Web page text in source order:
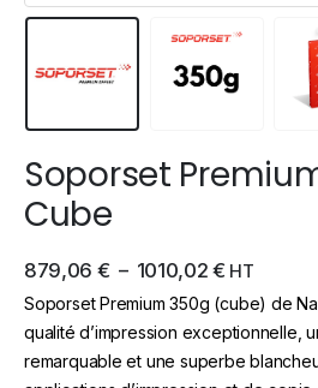
Soporset
Cube
879,06 € – 1010,02 € HT
Soporset Premium 350g (cube) de
qualité d’impression exceptionnelle,
remarquable et une superbe